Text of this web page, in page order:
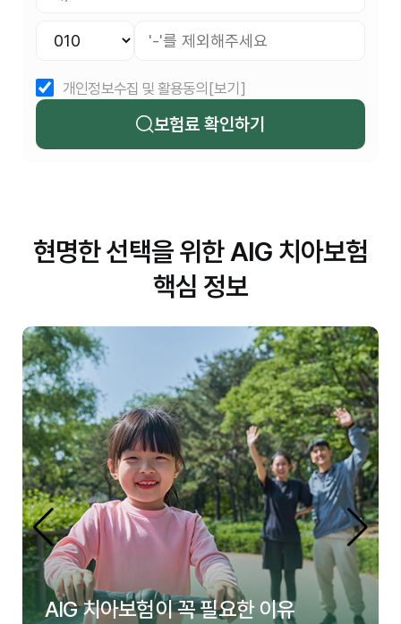
개인정보수집 및 활용동의 [보기]
보험료 확인하기
현명한 선택을 위한 AIG 치아보험
핵심 정보
AIG 치아보험이 꼭 필요한 이유